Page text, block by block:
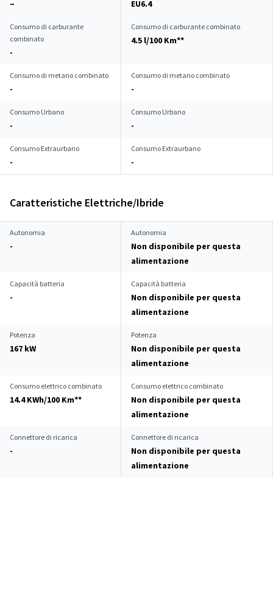
– EU6.4
Consumo di carburante
combinato
-
Consumo di carburante combinato
4.5 l/100 Km**
Consumo di metano combinato
-
Consumo di metano combinato
-
Consumo Urbano
-
Consumo Urbano
-
Consumo Extraurbano
-
Consumo Extraurbano
-
Caratteristiche Elettriche/Ibride
Autonomia
-
Autonomia
Non disponibile per questa
alimentazione
Capacità batteria
-
Capacità batteria
Non disponibile per questa
alimentazione
Potenza
167 kW
Potenza
Non disponibile per questa
alimentazione
Consumo elettrico combinato
14.4 KWh/100 Km**
Consumo elettrico combinato
Non disponibile per questa
alimentazione
Connettore di ricarica
-
Connettore di ricarica
Non disponibile per questa
alimentazione